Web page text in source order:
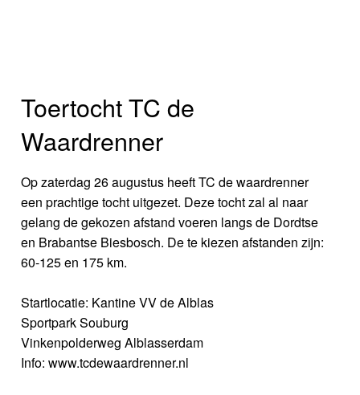
Toertocht TC de
Waardrenner
Op zaterdag 26 augustus heeft TC de waardrenner
een prachtige tocht uitgezet. Deze tocht zal al naar
gelang de gekozen afstand voeren langs de Dordtse
en Brabantse Biesbosch. De te kiezen afstanden zijn:
60-125 en 175 km.
Startlocatie: Kantine VV de Alblas
Sportpark Souburg
Vinkenpolderweg Alblasserdam
Info: www.tcdewaardrenner.nl